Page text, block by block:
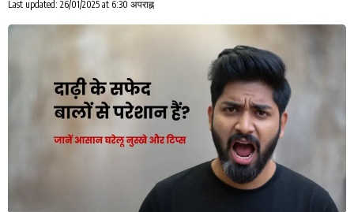
Last updated: 26/01/2025 at 6:30 अपराह्न